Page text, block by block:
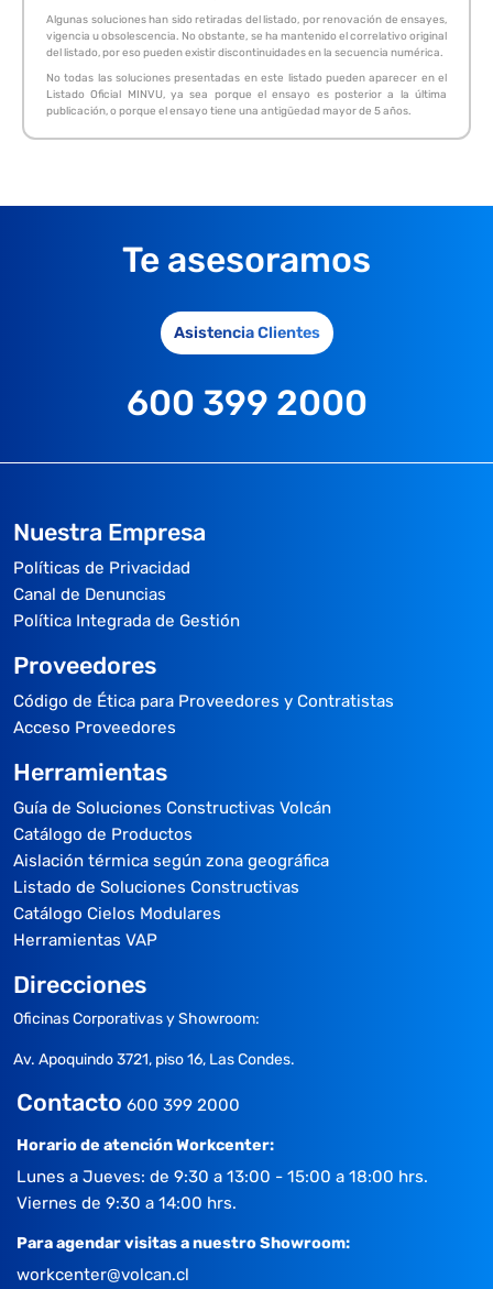
Algunas soluciones han sido retiradas del listado, por renovación de ensayes,
vigencia u obsolescencia. No obstante, se ha mantenido el correlativo original
del listado, por eso pueden existir discontinuidades en la secuencia numérica.
No todas las soluciones presentadas en este listado pueden aparecer en el
Listado Oficial MINVU, ya sea porque el ensayo es posterior a la última
publicación, o porque el ensayo tiene una antigüedad mayor de 5 años.
Te asesoramos
Asistencia Clientes
600 399 2000
Nuestra Empresa
Políticas de Privacidad
Canal de Denuncias
Política Integrada de Gestión
Proveedores
Código de Ética para Proveedores y Contratistas
Acceso Proveedores
Herramientas
Guía de Soluciones Constructivas Volcán
Catálogo de Productos
Aislación térmica según zona geográfica
Listado de Soluciones Constructivas
Catálogo Cielos Modulares
Herramientas VAP
Direcciones
Oficinas Corporativas y Showroom:
Av. Apoquindo 3721, piso 16, Las Condes.
Contacto 600 399 2000
Horario de atención Workcenter:
Lunes a Jueves: de 9:30 a 13:00 - 15:00 a 18:00 hrs.
Viernes de 9:30 a 14:00 hrs.
Para agendar visitas a nuestro Showroom:
workcenter@volcan.cl